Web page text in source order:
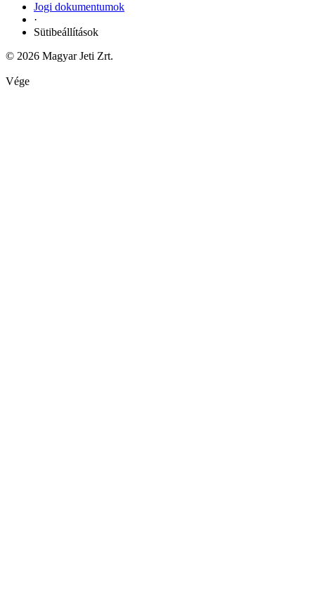
Jogi dokumentumok
·
Sütibeállítások
© 2026 Magyar Jeti Zrt.
Vége